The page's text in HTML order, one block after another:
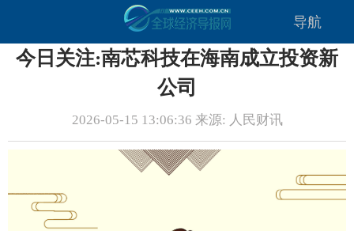
导航
今日关注:南芯科技在海南成立投资新
公司
2026-05-15 13:06:36 来源: 人民财讯